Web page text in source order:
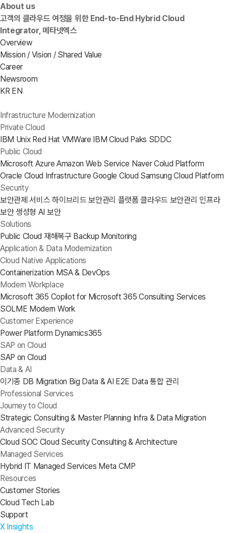
About us
고객의 클라우드 여정을 위한 End-to-End Hybrid Cloud
Integrator, 메타넷엑스
Overview
Mission / Vision / Shared Value
Career
Newsroom
KR EN
Infrastructure Modernization
Private Cloud
IBM Unix Red Hat VMWare IBM Cloud Paks SDDC
Public Cloud
Microsoft Azure Amazon Web Service Naver Colud Platform
Oracle Cloud Infrastructure Google Cloud Samsung Cloud Platform
Security
보안관제 서비스 하이브리드 보안관리 플랫폼 클라우드 보안관리 인프라
보안생성형 AI 보안
Solutions
Public Cloud 재해복구 Backup Monitoring
Application & Data Modernization
Cloud Native Applications
Containerization MSA & DevOps
Modern Workplace
Microsoft 365 Copilot for Microsoft 365 Consulting Services
SOLME Modern Work
Customer Experience
Power Platform Dynamics365
SAP on Cloud
SAP on Cloud
Data & AI
이기종 DB Migration Big Data & AI E2E Data 통합 관리
Professional Services
Journey to Cloud
Strategic Consulting & Master Planning Infra & Data Migration
Advanced Security
Cloud SOC Cloud Security Consulting & Architecture
Managed Services
Hybrid IT Managed Services Meta CMP
Resources
Customer Stories
Cloud Tech Lab
Support
X Insights